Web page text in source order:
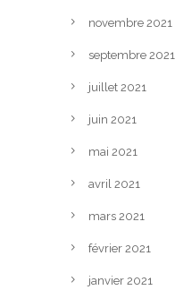
novembre 2021
septembre 2021
juillet 2021
juin 2021
mai 2021
avril 2021
mars 2021
février 2021
janvier 2021